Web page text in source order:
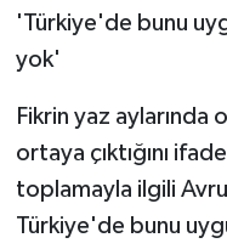
'Türkiye'de bunu
yok'
Fikrin yaz
ortaya çıktığını
toplamayla ilgili
Türkiye'de bunu